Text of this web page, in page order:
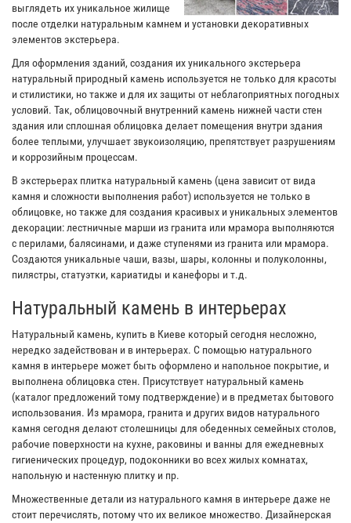
выглядеть их уникальное жилище
после отделки натуральным камнем и установки декоративных
элементов экстерьера.
Для оформления зданий, создания их уникального экстерьера
натуральный природный камень используется не только для красоты
и стилистики, но также и для их защиты от неблагоприятных погодных
условий. Так, облицовочный внутренний камень нижней части стен
здания или сплошная облицовка делает помещения внутри здания
более теплыми, улучшает звукоизоляцию, препятствует разрушениям
и коррозийным процессам.
В экстерьерах плитка натуральный камень (цена зависит от вида
камня и сложности выполнения работ) используется не только в
облицовке, но также для создания красивых и уникальных элементов
декорации: лестничные марши из гранита или мрамора выполняются
с перилами, балясинами, и даже ступенями из гранита или мрамора.
Создаются уникальные чаши, вазы, шары, колонны и полуколонны,
пилястры, статуэтки, кариатиды и канефоры и т.д.
Натуральный камень в интерьерах
Натуральный камень, купить в Киеве который сегодня несложно,
нередко задействован и в интерьерах. С помощью натурального
камня в интерьере может быть оформлено и напольное покрытие, и
выполнена облицовка стен. Присутствует натуральный камень
(каталог предложений тому подтверждение) и в предметах бытового
использования. Из мрамора, гранита и других видов натурального
камня сегодня делают столешницы для обеденных семейных столов,
рабочие поверхности на кухне, раковины и ванны для ежедневных
гигиенических процедур, подоконники во всех жилых комнатах,
напольную и настенную плитку и пр.
Множественные детали из натурального камня в интерьере даже не
стоит перечислять, потому что их великое множество. Дизайнерская